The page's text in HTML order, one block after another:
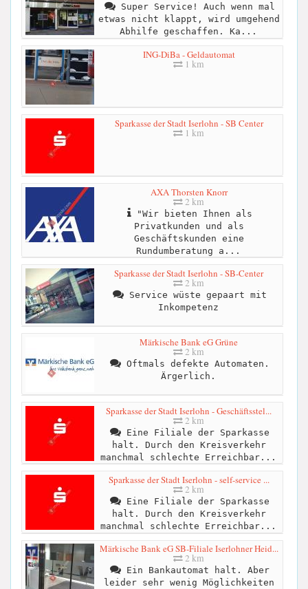
Super Service! Auch wenn mal
etwas nicht klappt, wird umgehend
Abhilfe geschaffen. Ka...
ING-DiBa - Geldautomat
1 km
Sparkasse der Stadt Iserlohn - SB Center
1 km
AXA Thorsten Knorr
2 km
"Wir bieten Ihnen als
Privatkunden und als
Geschäftskunden eine
Rundumberatung a...
Sparkasse der Stadt Iserlohn - SB-Center
2 km
Service wüste gepaart mit
Inkompetenz
Märkische Bank eG Grüne
2 km
Oftmals defekte Automaten.
Ärgerlich.
Sparkasse der Stadt Iserlohn - Geschäftsstel...
2 km
Eine Filiale der Sparkasse
halt. Durch den Kreisverkehr
manchmal schlechte Erreichbar...
Sparkasse der Stadt Iserlohn - self-service ...
2 km
Eine Filiale der Sparkasse
halt. Durch den Kreisverkehr
manchmal schlechte Erreichbar...
Märkische Bank eG SB-Filiale Iserlohner Heid...
2 km
Ein Bankautomat halt. Aber
leider sehr wenig Möglichkeiten